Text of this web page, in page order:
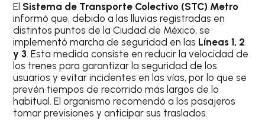
El Sistema de Transporte Colectivo (STC) Metro
informó que, debido a las lluvias registradas en
distintos puntos de la Ciudad de México, se
implementó marcha de seguridad en las Líneas 1, 2
y 3. Esta medida consiste en reducir la velocidad de
los trenes para garantizar la seguridad de los
usuarios y evitar incidentes en las vías, por lo que se
prevén tiempos de recorrido más largos de lo
habitual. El organismo recomendó a los pasajeros
tomar previsiones y anticipar sus traslados.